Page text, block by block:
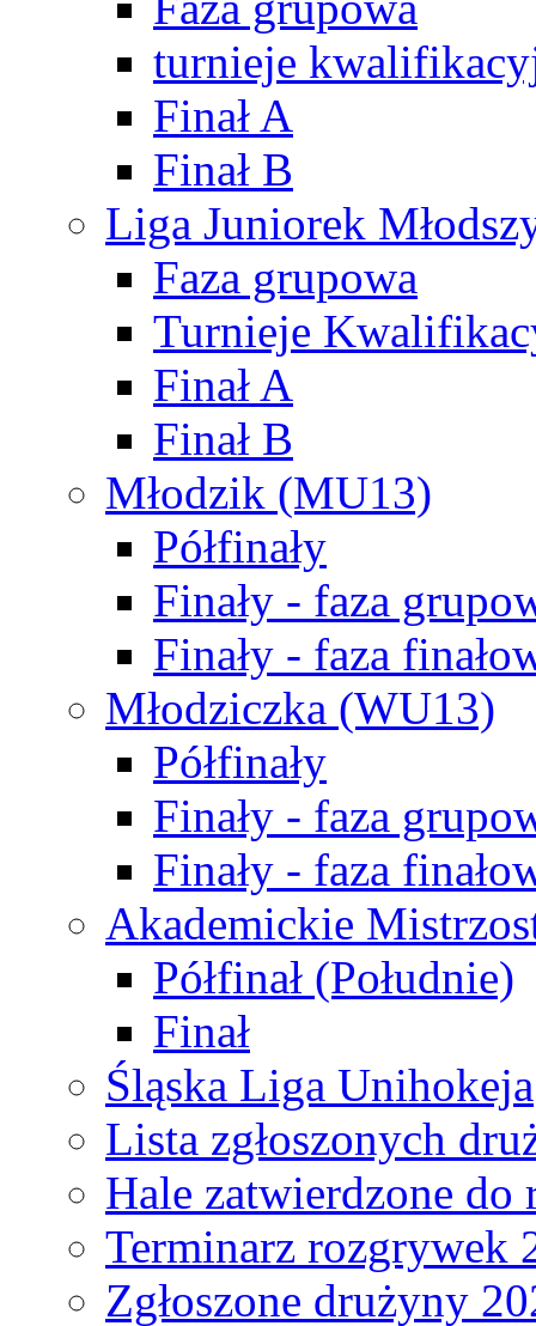
turnieje
Finał A
Finał B
Liga Juniorek
Faza grupowa
Turnieje
Finał A
Finał B
Młodzik (MU13)
Półfinały
Finały - faza
Finały - faza
Młodziczka (WU13)
Półfinały
Finały - faza
Finały - faza
Akademickie
Półfinał (Południe)
Finał
Śląska Liga Unihokeja
Lista zgłoszonych
Hale zatwierdzone do
Terminarz rozgrywek
Zgłoszone drużyny